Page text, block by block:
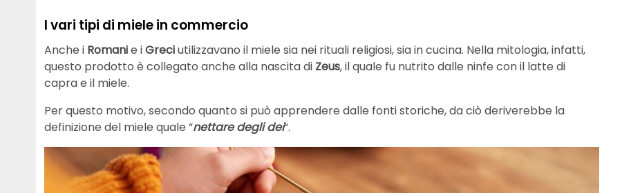
I vari tipi di miele in commercio
Anche i Romanie iGreciutilizzavano il miele sia nei rituali religiosi, sia in cucina. Nella mitologia, infatti,
questo prodotto è collegato anche alla nascita di Zeus, il quale fu nutrito dalle ninfe con il latte di
capra e il miele.
Per questo motivo, secondo quanto si può apprendere dalle fonti storiche, da ciò deriverebbe la
definizione del miele quale “nettare degli dei“.